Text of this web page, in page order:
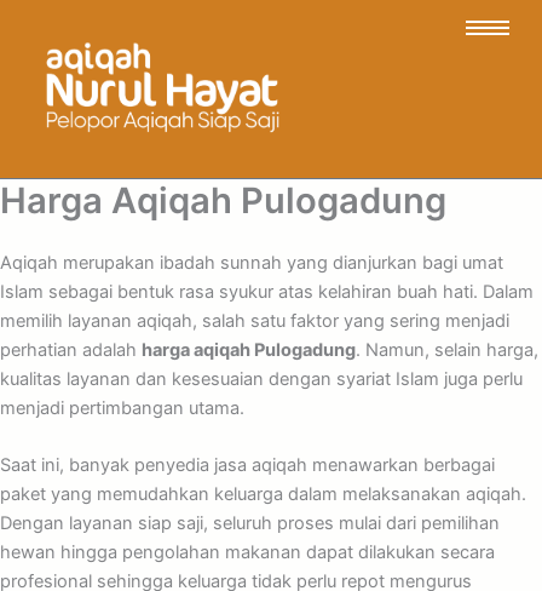
Harga Aqiqah Pulogadung
Aqiqah merupakan ibadah sunnah yang dianjurkan bagi umat
Islam sebagai bentuk rasa syukur atas kelahiran buah hati. Dalam
memilih layanan aqiqah, salah satu faktor yang sering menjadi
perhatian adalah harga aqiqah Pulogadung. Namun, selain harga,
kualitas layanan dan kesesuaian dengan syariat Islam juga perlu
menjadi pertimbangan utama.
Saat ini, banyak penyedia jasa aqiqah menawarkan berbagai
paket yang memudahkan keluarga dalam melaksanakan aqiqah.
Dengan layanan siap saji, seluruh proses mulai dari pemilihan
hewan hingga pengolahan makanan dapat dilakukan secara
profesional sehingga keluarga tidak perlu repot mengurus